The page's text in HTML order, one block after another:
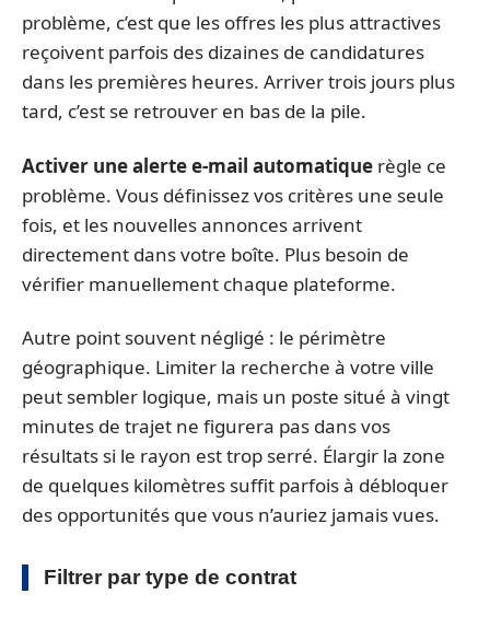
problème, c’est que les offres les plus attractives
reçoivent parfois des dizaines de candidatures
dans les premières heures. Arriver trois jours plus
tard, c’est se retrouver en bas de la pile.
Activer une alerte e-mail automatique règle ce
problème. Vous définissez vos critères une seule
fois, et les nouvelles annonces arrivent
directement dans votre boîte. Plus besoin de
vérifier manuellement chaque plateforme.
Autre point souvent négligé : le périmètre
géographique. Limiter la recherche à votre ville
peut sembler logique, mais un poste situé à vingt
minutes de trajet ne figurera pas dans vos
résultats si le rayon est trop serré. Élargir la zone
de quelques kilomètres suffit parfois à débloquer
des opportunités que vous n’auriez jamais vues.
Filtrer par type de contrat